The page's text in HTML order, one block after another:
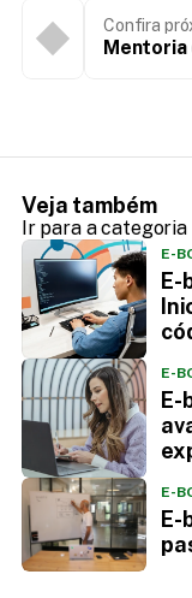
Confira
Mentoria
Veja também
Ir para a
E-
E-
E-
E-
E-
E-